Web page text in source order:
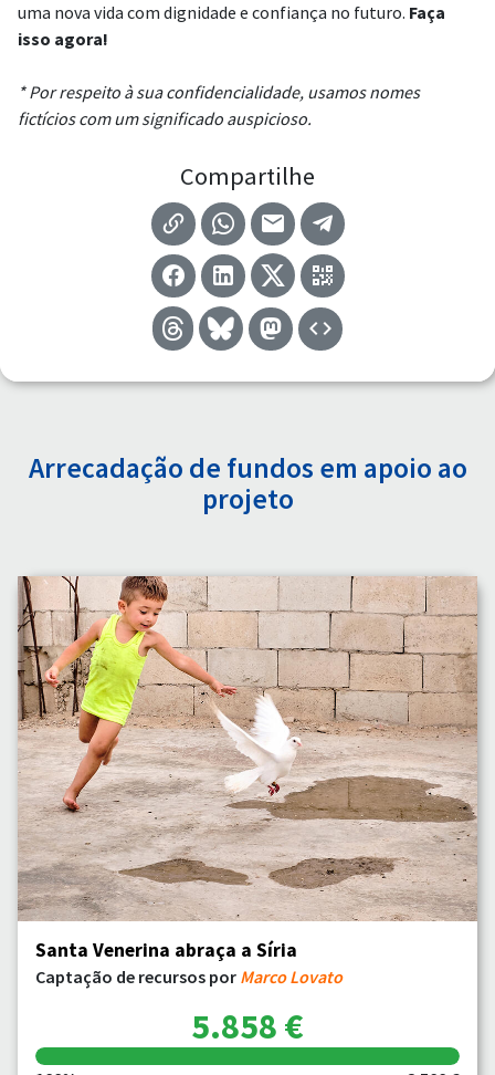
uma nova vida com dignidade e confiança no futuro. Faça
isso agora!
* Por respeito à sua confidencialidade, usamos nomes
fictícios com um significado auspicioso.
Compartilhe
Arrecadação de fundos em apoio ao
projeto
Santa Venerina abraça a Síria
Captação de recursos por Marco Lovato
5.858 €